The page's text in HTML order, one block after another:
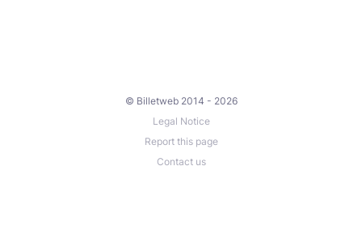
© Billetweb 2014 - 2026
Legal Notice
Report this page
Contact us